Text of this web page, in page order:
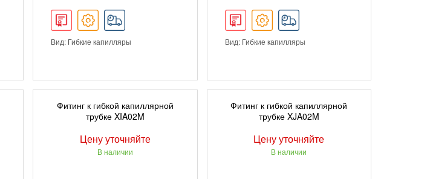
Вид: Гибкие капилляры
ПОДРОБНЕЕ
Вид: Гибкие капилляры
ПОДРОБНЕЕ
Фитинг к гибкой капиллярной
трубке XIA02M
Цену уточняйте
В наличии
Фитинг к гибкой капиллярной
трубке XJA02M
Цену уточняйте
В наличии